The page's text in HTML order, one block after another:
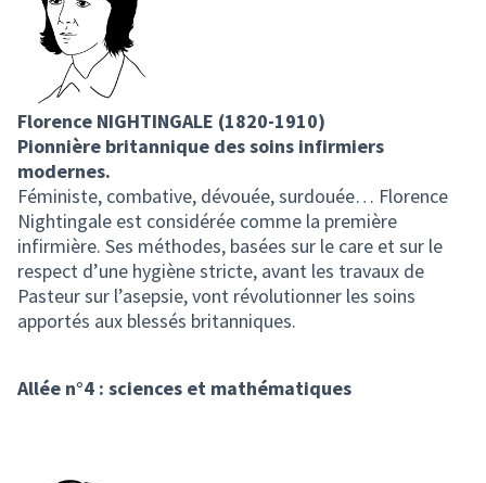
Florence NIGHTINGALE (1820-1910)
Pionnière britannique des soins infirmiers
modernes.
Féministe, combative, dévouée, surdouée… Florence
Nightingale est considérée comme la première
infirmière. Ses méthodes, basées sur le care et sur le
respect d’une hygiène stricte, avant les travaux de
Pasteur sur l’asepsie, vont révolutionner les soins
apportés aux blessés britanniques.
Allée n°4 : sciences et mathématiques